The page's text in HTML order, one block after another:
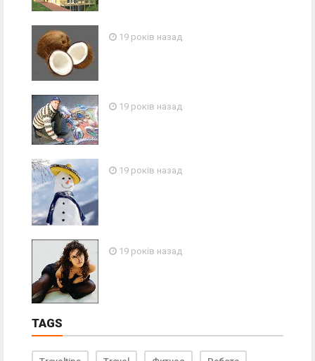
19 років назад
19 років назад
19 років назад
19 років назад
TAGS